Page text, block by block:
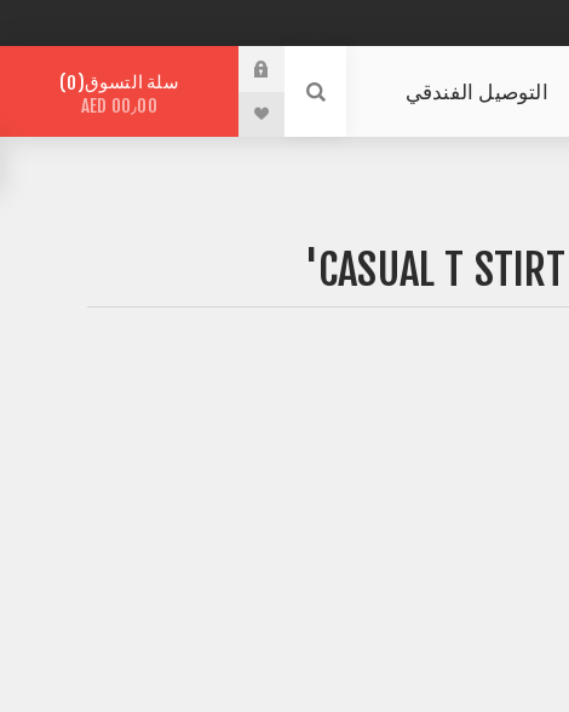
التوصيل الفندقي سلة التسوق 0
AED 00٫00